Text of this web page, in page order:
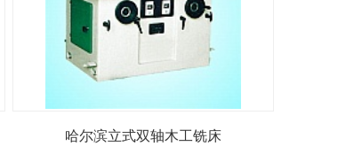
哈尔滨立式双轴木工铣床